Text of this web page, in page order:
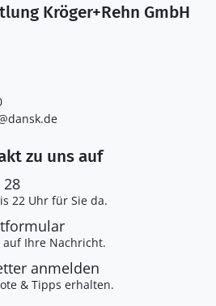
Kröger+Rehn GmbH
zu uns auf
28
22 Uhr für Sie da.
Ihre Nachricht.
anmelden
& Tipps erhalten.